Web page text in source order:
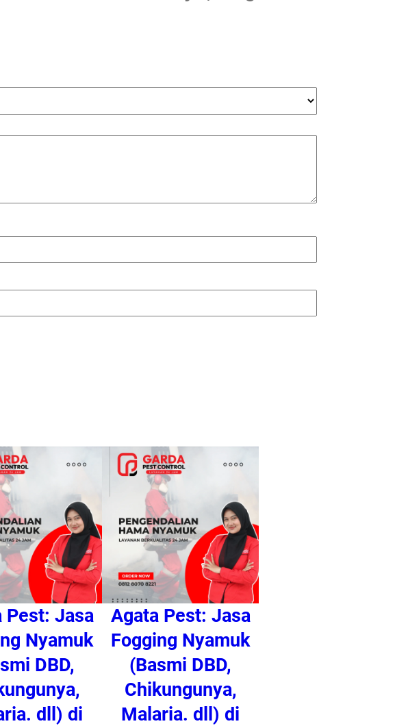
Pest: Jasa
Nyamuk
DBD,
dll) di
Agata Pest: Jasa
Fogging Nyamuk
(Basmi DBD,
Chikungunya,
Malaria. dll) di